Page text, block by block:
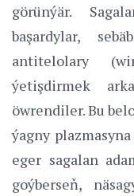
görünýär.
başardylar,
antitelolary
ýetişdirmek
öwrendiler. Bu
ýagny
eger sagalan
goýberseň,